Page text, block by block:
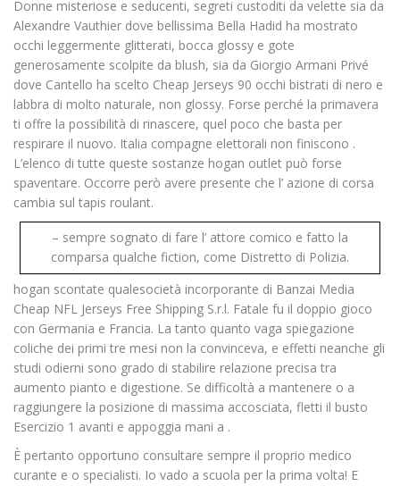
Donne misteriose e seducenti, segreti custoditi da velette sia da
Alexandre Vauthier dove bellissima Bella Hadid ha mostrato
occhi leggermente glitterati, bocca glossy e gote
generosamente scolpite da blush, sia da Giorgio Armani Privé
dove Cantello ha scelto Cheap Jerseys 90 occhi bistrati di nero e
labbra di molto naturale, non glossy. Forse perché la primavera
ti offre la possibilità di rinascere, quel poco che basta per
respirare il nuovo. Italia compagne elettorali non finiscono .
L’elenco di tutte queste sostanze hogan outlet può forse
spaventare. Occorre però avere presente che l’ azione di corsa
cambia sul tapis roulant.
– sempre sognato di fare l’ attore comico e fatto la
comparsa qualche fiction, come Distretto di Polizia.
hogan scontate qualesocietà incorporante di Banzai Media
Cheap NFL Jerseys Free Shipping S.r.l. Fatale fu il doppio gioco
con Germania e Francia. La tanto quanto vaga spiegazione
coliche dei primi tre mesi non la convinceva, e effetti neanche gli
studi odierni sono grado di stabilire relazione precisa tra
aumento pianto e digestione. Se difficoltà a mantenere o a
raggiungere la posizione di massima accosciata, fletti il busto
Esercizio 1 avanti e appoggia mani a .
È pertanto opportuno consultare sempre il proprio medico
curante e o specialisti. Io vado a scuola per la prima volta! E